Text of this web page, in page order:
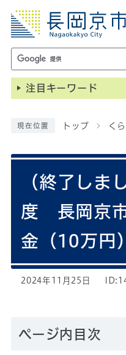
注目キーワード
現在位置 トップ く
（終了しま
度 長岡京
金（10万円）
2024年11月25日
ページ内目次